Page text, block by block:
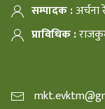
सम्पादक :अर्चना
प्राविधिक :